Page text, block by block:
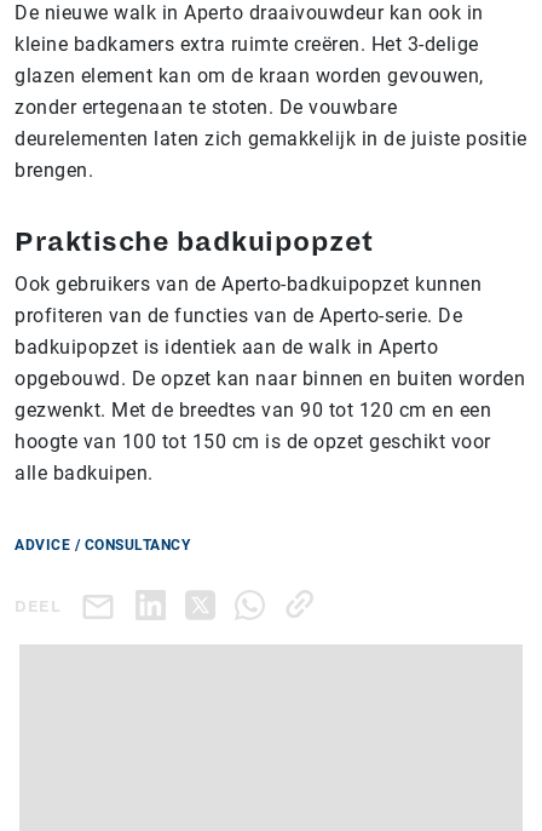
De nieuwe walk in Aperto draaivouwdeur kan ook in
kleine badkamers extra ruimte creëren. Het 3-delige
glazen element kan om de kraan worden gevouwen,
zonder ertegenaan te stoten. De vouwbare
deurelementen laten zich gemakkelijk in de juiste positie
brengen.
Praktische badkuipopzet
Ook gebruikers van de Aperto-badkuipopzet kunnen
profiteren van de functies van de Aperto-serie. De
badkuipopzet is identiek aan de walk in Aperto
opgebouwd. De opzet kan naar binnen en buiten worden
gezwenkt. Met de breedtes van 90 tot 120 cm en een
hoogte van 100 tot 150 cm is de opzet geschikt voor
alle badkuipen.
ADVICE / CONSULTANCY
DEEL